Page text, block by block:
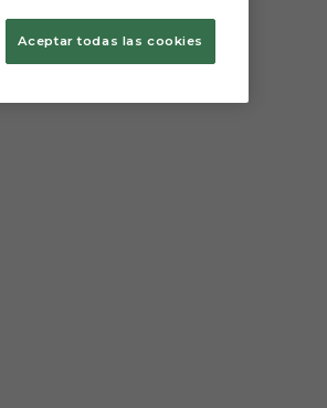
Aceptar todas las cookies